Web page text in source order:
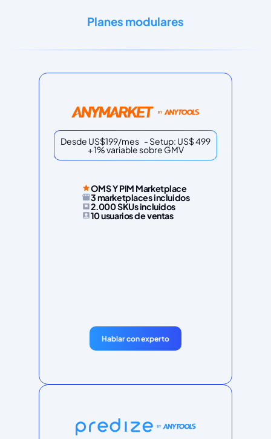
Planes modulares
Desde US$199/mes - Setup: US$ 499
+ 1% variable sobre GMV
OMS Y PIM Marketplace
3 marketplaces incluidos
2.000 SKUs incluidos
10 usuarios de ventas
Hablar con experto